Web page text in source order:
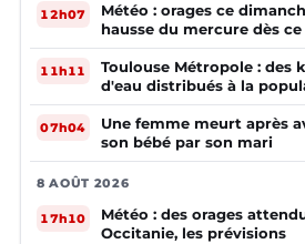
12h07
Météo : orages ce
hausse du mercure dès
11h11
Toulouse Métropole : des
d'eau distribués à la
07h04
Une femme meurt après
son bébé par son mari
8 AOÛT 2026
17h10
Météo : des orages
Occitanie, les prévisions